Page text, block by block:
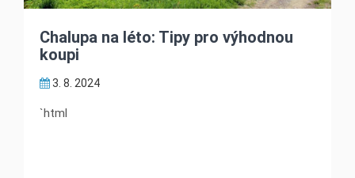
Chalupa na léto: Tipy pro výhodnou
koupi
3. 8. 2024
`html